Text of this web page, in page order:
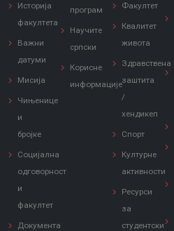
Историја
факултета
Важни
датуми
Мисија
Чињенице
и
бројке
Социјална
одговорност
и
факултет
Документа
програм
Научите
српски
Корисне
информације
Факултет
Квалитет
живота
Здравствена
заштита
/
хендикеп
Спорт
Културне
активности
Ресурси
за
студентски